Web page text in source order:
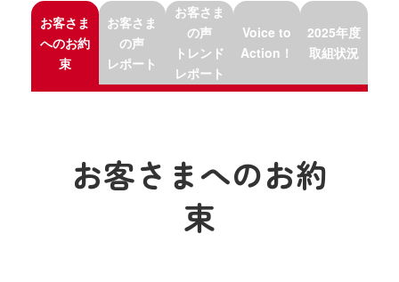
お客さま
へのお約
束
お客さま
の声
レポート
お客さま
の声
トレンド
レポート
Voice to
Action！
2025年度
取組状況
お客さまへのお約
束